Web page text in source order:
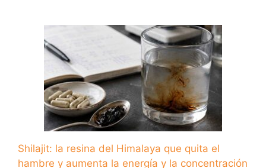
Shilajit: la resina del Himalaya que quita el
hambre y aumenta la energía y la concentración